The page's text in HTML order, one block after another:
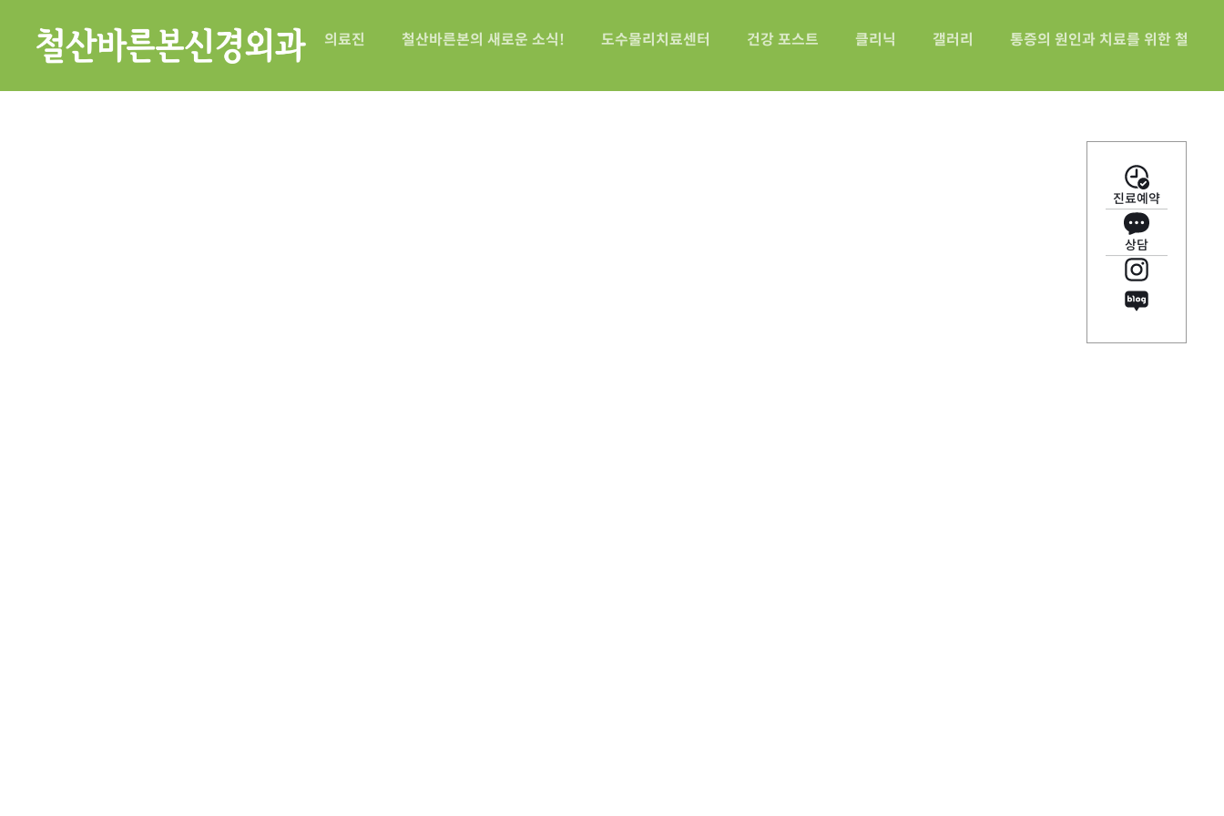
철산바른본신경외과
의료진 철산바른본의 새로운 소식! 도수물리치료센터 건강 포스트 클리닉 갤러리 통증의 원인과 치료를 위한 철산바
진료예약
상담